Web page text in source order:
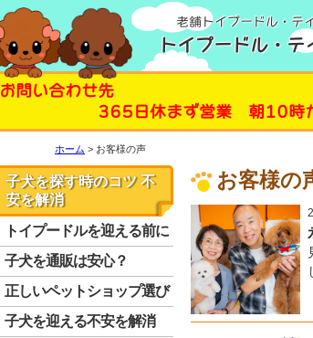
老舗トイプードル・テ
トイプードル・
お問い合わせ先
365日休まず営業 朝10時
ホーム お客様の声
子犬を探す時のコツ 不
安を解消
トイプードルを迎える前に
子犬を通販は安心？
正しいペットショップ選び
子犬を迎える不安を解消
お客様の